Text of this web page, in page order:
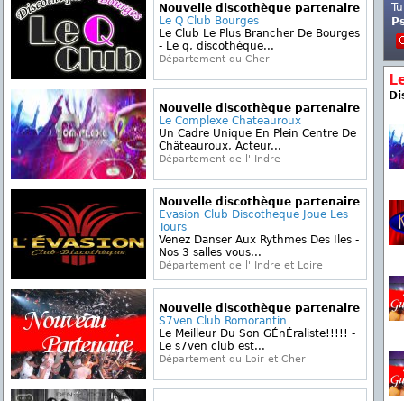
Nouvelle discothèque partenaire
Le Q Club Bourges
Le Club Le Plus Brancher De Bourges
- Le q, discothèque...
Département du Cher
Nouvelle discothèque partenaire
Le Complexe Chateauroux
Un Cadre Unique En Plein Centre De
Châteauroux, Acteur...
Département de l' Indre
Nouvelle discothèque partenaire
Evasion Club Discotheque Joue Les
Tours
Venez Danser Aux Rythmes Des Iles -
Nos 3 salles vous...
Département de l' Indre et Loire
Nouvelle discothèque partenaire
S7ven Club Romorantin
Le Meilleur Du Son GÉnÉraliste!!!!! -
Le s7ven club est...
Département du Loir et Cher